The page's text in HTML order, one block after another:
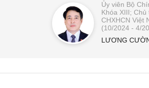
Ủy viên Bộ
Khóa XIII;
CHXHCN Việt
(10/2024 - 4/
LƯƠNG